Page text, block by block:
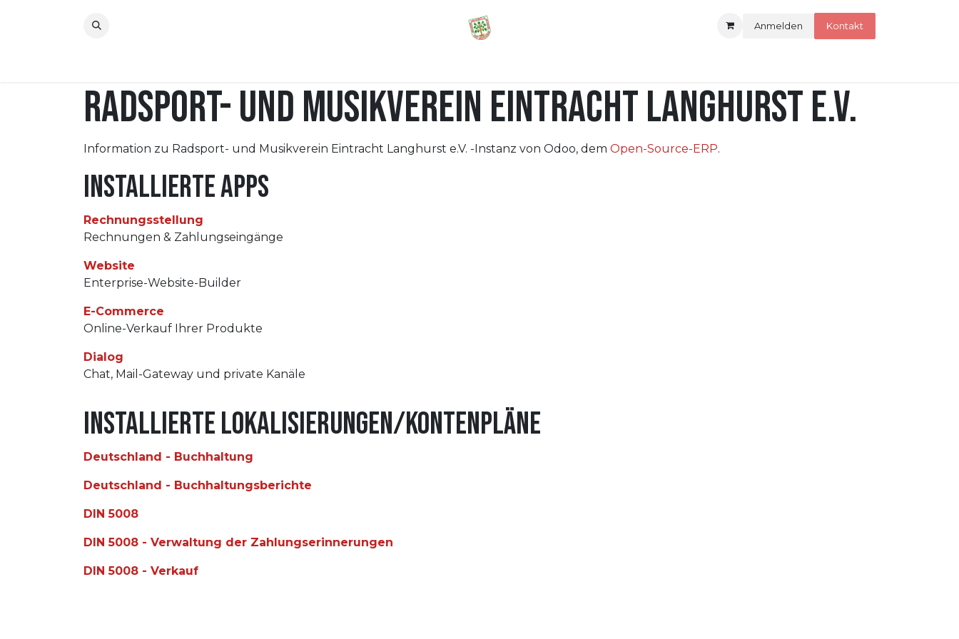
Anmelden Kontakt
Radsport- und Musikverein Eintracht Langhurst e.V.
Information zu Radsport- und Musikverein Eintracht Langhurst e.V. -Instanz von Odoo, dem Open-Source-ERP.
Installierte Apps
Rechnungsstellung
Rechnungen & Zahlungseingänge
Website
Enterprise-Website-Builder
E-Commerce
Online-Verkauf Ihrer Produkte
Dialog
Chat, Mail-Gateway und private Kanäle
Installierte Lokalisierungen/Kontenpläne
Deutschland - Buchhaltung
Deutschland - Buchhaltungsberichte
DIN 5008
DIN 5008 - Verwaltung der Zahlungserinnerungen
DIN 5008 - Verkauf